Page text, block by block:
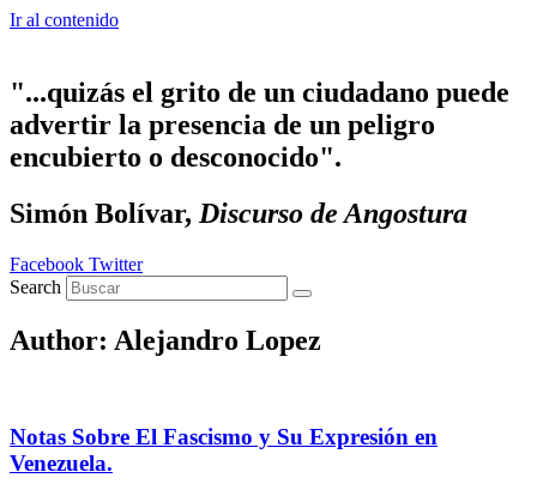
Ir al contenido
"...quizás el grito de un ciudadano puede
advertir la presencia de un peligro
encubierto o desconocido".
Simón Bolívar, Discurso de Angostura
Facebook Twitter
Search
Author: Alejandro Lopez
Notas Sobre El Fascismo y Su Expresión en
Venezuela.